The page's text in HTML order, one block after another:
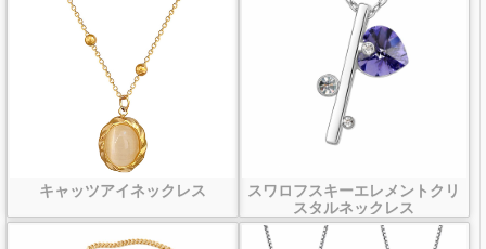
キャッツアイネックレス
スワロフスキーエレメントクリ
スタルネックレス